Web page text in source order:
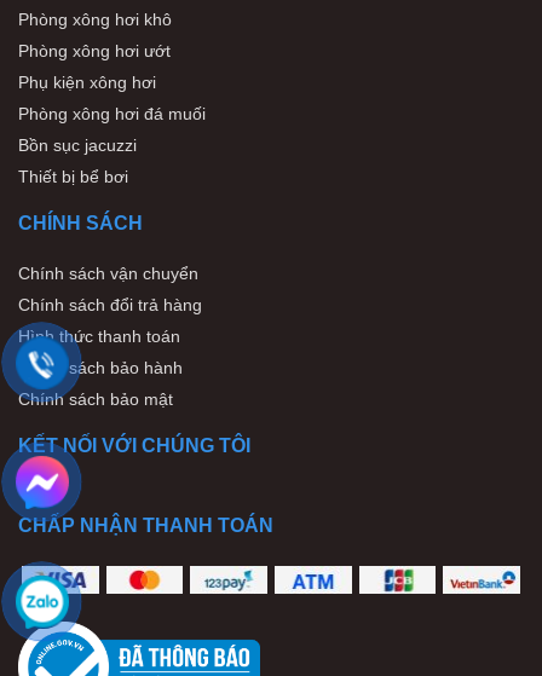
Phòng xông hơi khô
Phòng xông hơi ướt
Phụ kiện xông hơi
Phòng xông hơi đá muối
Bồn sục jacuzzi
Thiết bị bể bơi
CHÍNH SÁCH
Chính sách vận chuyển
Chính sách đổi trả hàng
Hình thức thanh toán
Chính sách bảo hành
Chính sách bảo mật
KẾT NỐI VỚI CHÚNG TÔI
CHẤP NHẬN THANH TOÁN